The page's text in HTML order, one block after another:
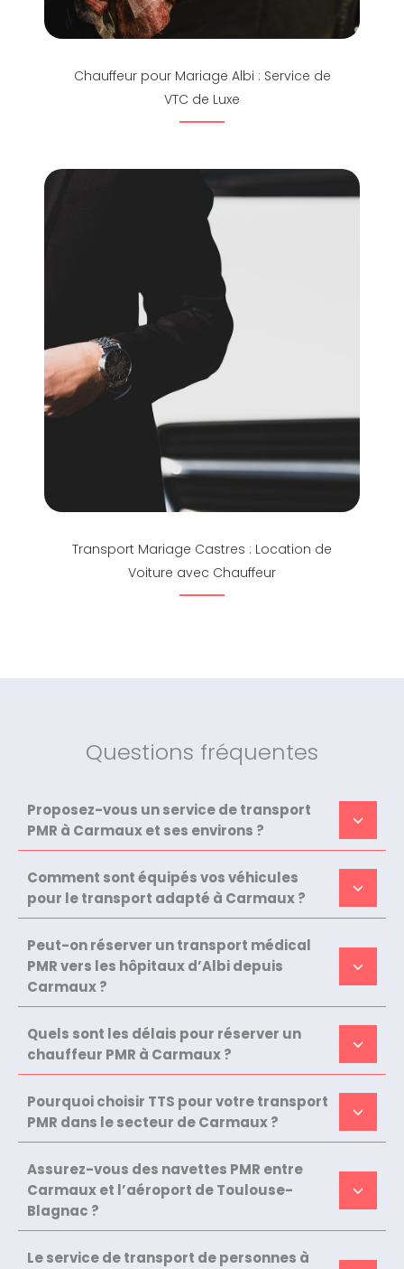
Chauffeur pour Mariage Albi : Service de
VTC de Luxe
Transport Mariage Castres : Location de
Voiture avec Chauffeur
Questions fréquentes
Proposez-vous un service de transport
PMR à Carmaux et ses environs ?
Comment sont équipés vos véhicules
pour le transport adapté à Carmaux ?
Peut-on réserver un transport médical
PMR vers les hôpitaux d’Albi depuis
Carmaux ?
Quels sont les délais pour réserver un
chauffeur PMR à Carmaux ?
Pourquoi choisir TTS pour votre transport
PMR dans le secteur de Carmaux ?
Assurez-vous des navettes PMR entre
Carmaux et l’aéroport de Toulouse-
Blagnac ?
Le service de transport de personnes à